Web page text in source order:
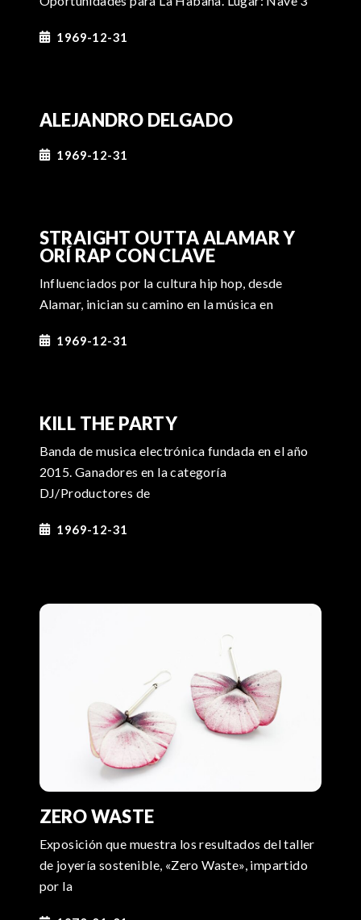
1969-12-31
ALEJANDRO DELGADO
1969-12-31
STRAIGHT OUTTA ALAMAR Y
ORÍ RAP CON CLAVE
Influenciados por la cultura hip hop, desde
Alamar, inician su camino en la música en
1969-12-31
KILL THE PARTY
Banda de musica electrónica fundada en el año
2015. Ganadores en la categoría
DJ/Productores de
1969-12-31
ZERO WASTE
Exposición que muestra los resultados del taller
de joyería sostenible, «Zero Waste», impartido
por la